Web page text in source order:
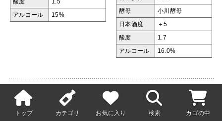
アルコール 15%
酵母 小川酵母
日本酒度 ＋5
酸度 1.7
アルコール 16.0%
出羽桜 大吟醸
心からありがとう
限定品
出羽桜 蔵涼み
特別本醸造 限定品
トップ カテゴリ お気に入り 検索 カゴの中